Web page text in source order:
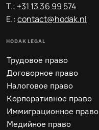
T.: +31 13 36 99 574
E.:contact@hodak.nl
HODAK LEGAL
Трудовое право
Договорное право
Налоговое право
Корпоративное право
Иммиграционное право
Медийное право